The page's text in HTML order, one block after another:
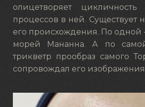
олицетворяет
процессов в ней. Существует
его происхождения. По одной
морей Мананна. А по
трикветр прообраз самого
сопровождал его